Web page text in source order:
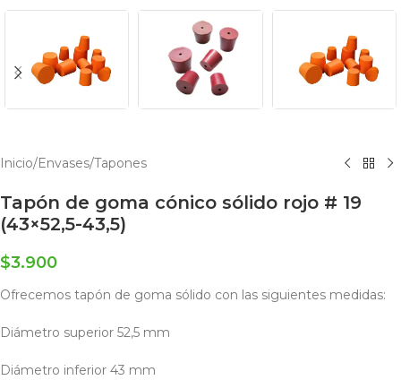
Inicio/Envases/Tapones
Tapón de goma cónico sólido rojo # 19
(43×52,5-43,5)
$3.900
Ofrecemos tapón de goma sólido con las siguientes medidas:
Diámetro superior 52,5 mm
Diámetro inferior 43 mm